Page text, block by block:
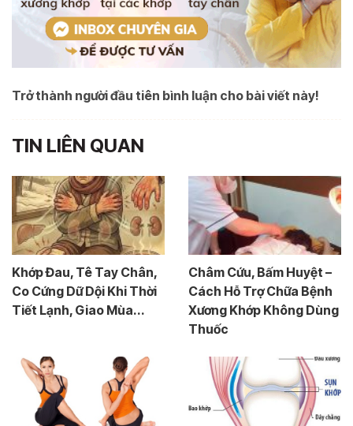
Trở thành người đầu tiên bình luận cho bài viết này!
TIN LIÊN QUAN
Khớp Đau, Tê Tay Chân,
Co Cứng Dữ Dội Khi Thời
Tiết Lạnh, Giao Mùa...
Châm Cứu, Bấm Huyệt –
Cách Hỗ Trợ Chữa Bệnh
Xương Khớp Không Dùng
Thuốc